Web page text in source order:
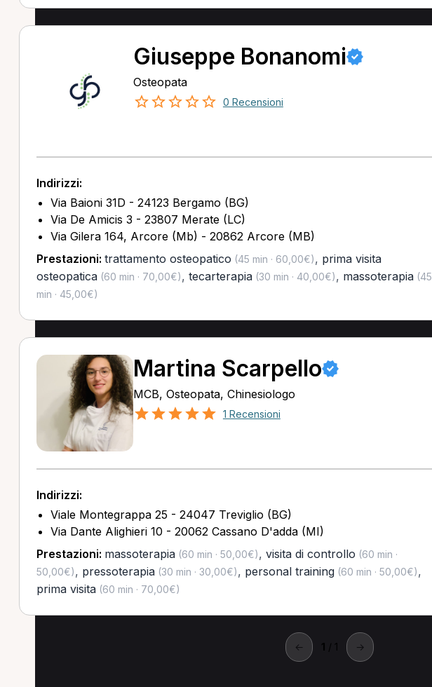
Giuseppe Bonanomi
Osteopata
0 Recensioni
Indirizzi:
Via Baioni 31D - 24123 Bergamo (BG)
Via De Amicis 3 - 23807 Merate (LC)
Via Gilera 164, Arcore (Mb) - 20862 Arcore (MB)
Prestazioni: trattamento osteopatico (45 min · 60,00€), prima visita
osteopatica(60 min · 70,00€), tecarterapia(30 min · 40,00€), massoterapia(45
min · 45,00€)
Martina Scarpello
MCB, Osteopata, Chinesiologo
1 Recensioni
Indirizzi:
Viale Montegrappa 25 - 24047 Treviglio (BG)
Via Dante Alighieri 10 - 20062 Cassano D'adda (MI)
Prestazioni: massoterapia(60 min · 50,00€), visita di controllo (60 min ·
50,00€), pressoterapia(30 min · 30,00€), personal training(60 min · 50,00€),
prima visita(60 min · 70,00€)
← 1 / 1 →